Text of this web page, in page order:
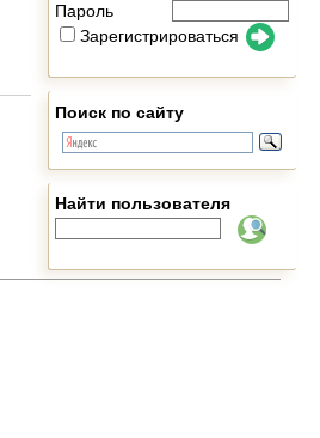
Пароль
Зарегистрироваться
Поиск по сайту
Найти пользователя